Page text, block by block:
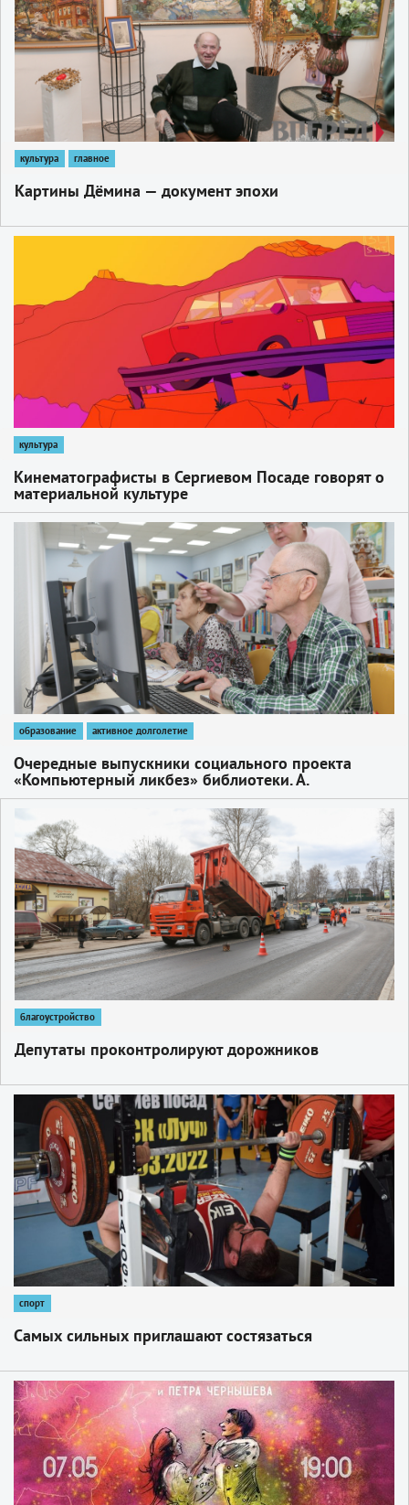
культура главное
Картины Дёмина — документ эпохи
культура
Кинематографисты в Сергиевом Посаде говорят о
материальной культуре
образование активное долголетие
Очередные выпускники социального проекта
«Компьютерный ликбез» библиотеки. А.
Горловского получили дипломы
1
благоустройство
Депутаты проконтролируют дорожников
спорт
Самых сильных приглашают состязаться
1